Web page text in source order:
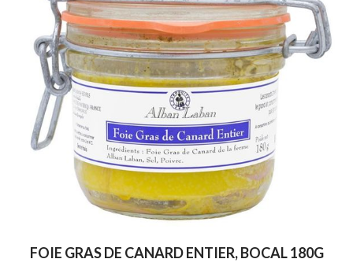
FOIE GRAS DE CANARD ENTIER, BOCAL 180G